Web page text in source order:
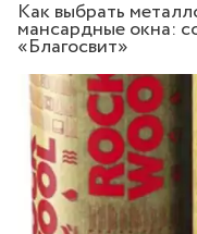
Как выбрать
мансардные окна:
«Благосвит»